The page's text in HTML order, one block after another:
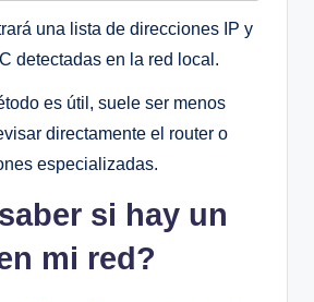
una lista de direcciones IP y
detectadas en la red local.
es útil, suele ser menos
directamente el router o
especializadas.
si hay un
mi red?